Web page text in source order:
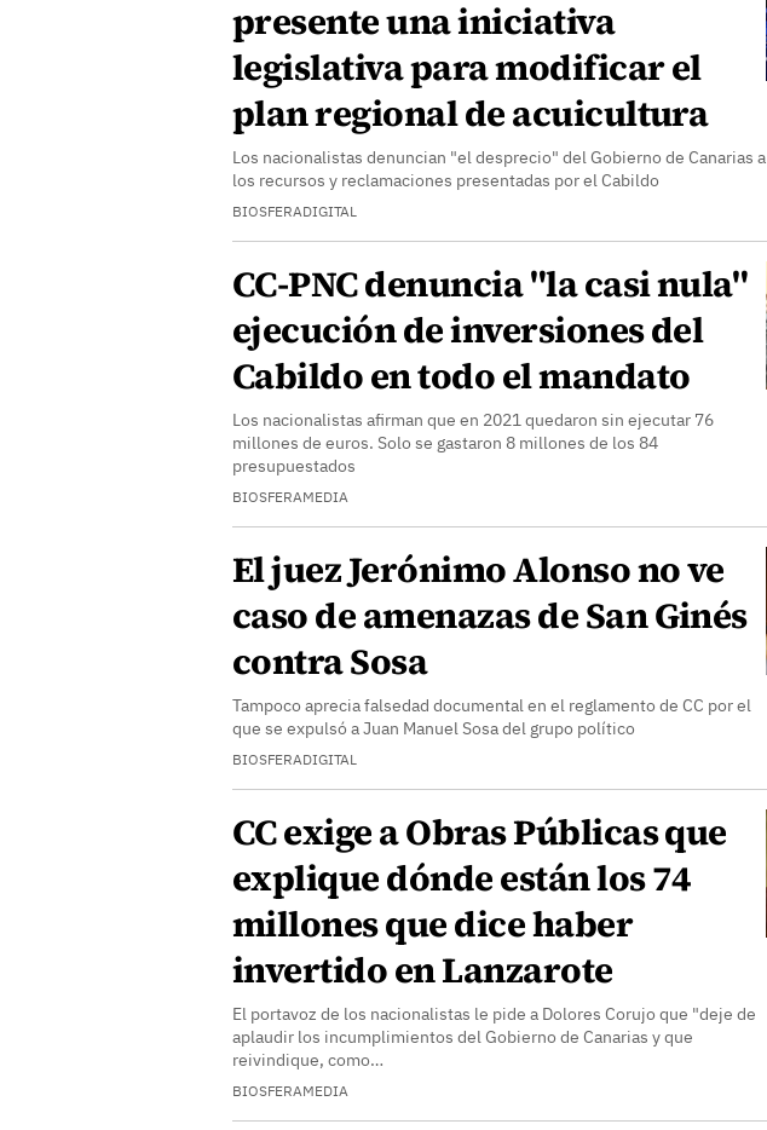
presente una iniciativa
legislativa para modificar el
plan regional de acuicultura
Los nacionalistas denuncian "el desprecio" del Gobierno de Canarias a
los recursos y reclamaciones presentadas por el Cabildo
BIOSFERADIGITAL
CC-PNC denuncia "la casi nula"
ejecución de inversiones del
Cabildo en todo el mandato
Los nacionalistas afirman que en 2021 quedaron sin ejecutar 76
millones de euros. Solo se gastaron 8 millones de los 84
presupuestados
BIOSFERAMEDIA
El juez Jerónimo Alonso no ve
caso de amenazas de San Ginés
contra Sosa
Tampoco aprecia falsedad documental en el reglamento de CC por el
que se expulsó a Juan Manuel Sosa del grupo político
BIOSFERADIGITAL
CC exige a Obras Públicas que
explique dónde están los 74
millones que dice haber
invertido en Lanzarote
El portavoz de los nacionalistas le pide a Dolores Corujo que "deje de
aplaudir los incumplimientos del Gobierno de Canarias y que
reivindique, como…
BIOSFERAMEDIA